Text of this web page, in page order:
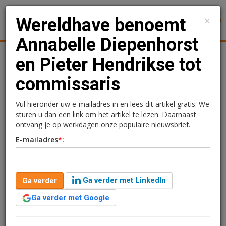
Juridisch | Fiscaal Transacties
Wereldhave benoemt
Annabelle Diepenhorst en
Pieter Hendrikse tot
commissaris
Redactie
15 mei 2026 om 09:31
3 maanden geleden aangepast
1 minuut leestijd
Wereldhave heeft Annabelle Diepenhorst en Pieter
×
Wereldhave benoemt
Annabelle Diepenhorst
en Pieter Hendrikse tot
commissaris
Vul hieronder uw e-mailadres in en lees dit artikel gratis. We
sturen u dan een link om het artikel te lezen. Daarnaast
ontvang je op werkdagen onze populaire nieuwsbrief.
E-mailadres*:
Ga verder
Ga verder met LinkedIn
Ga verder met Google